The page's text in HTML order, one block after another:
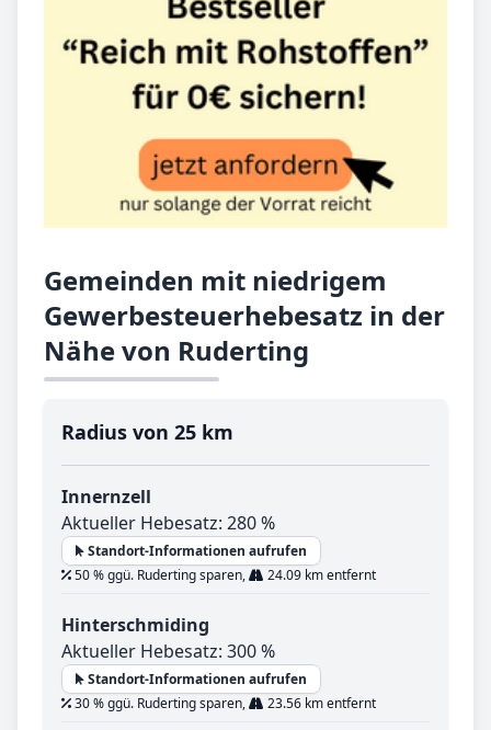
Gemeinden mit niedrigem
Gewerbesteuerhebesatz in der
Nähe von Ruderting
Radius von 25 km
Innernzell
Aktueller Hebesatz: 280 %
Standort-Informationen aufrufen
50 % ggü. Ruderting sparen,
24.09 km entfernt
Hinterschmiding
Aktueller Hebesatz: 300 %
Standort-Informationen aufrufen
30 % ggü. Ruderting sparen,
23.56 km entfernt